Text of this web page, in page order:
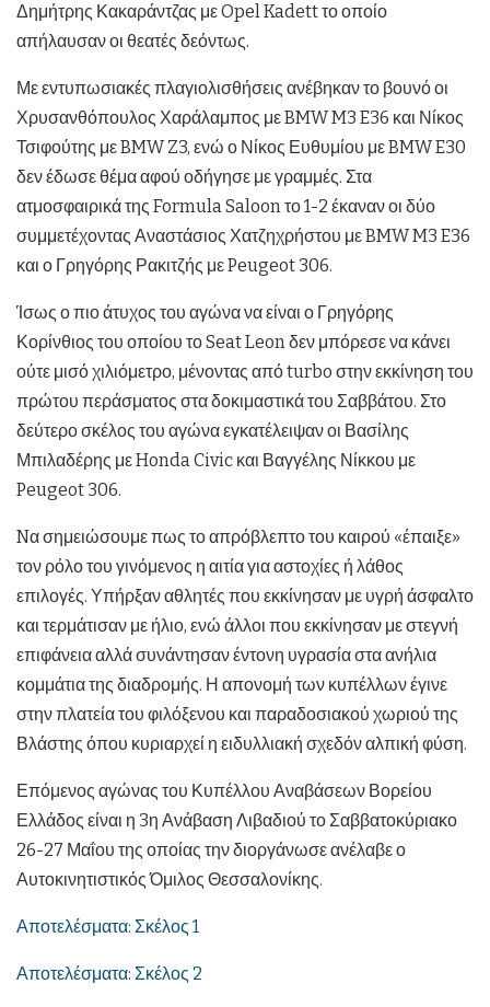
Δημήτρης Κακαράντζας με Opel Kadett το οποίο
απήλαυσαν οι θεατές δεόντως.
Με εντυπωσιακές πλαγιολισθήσεις ανέβηκαν το βουνό οι
Χρυσανθόπουλος Χαράλαμπος με BMW M3 E36 και Νίκος
Τσιφούτης με BMW Z3, ενώ ο Νίκος Ευθυμίου με BMW E30
δεν έδωσε θέμα αφού οδήγησε με γραμμές. Στα
ατμοσφαιρικά της Formula Saloon το 1-2 έκαναν οι δύο
συμμετέχοντας Αναστάσιος Χατζηχρήστου με BMW M3 E36
και ο Γρηγόρης Ρακιτζής με Peugeot 306.
Ίσως ο πιο άτυχος του αγώνα να είναι ο Γρηγόρης
Κορίνθιος του οποίου το Seat Leon δεν μπόρεσε να κάνει
ούτε μισό χιλιόμετρο, μένοντας από turbo στην εκκίνηση του
πρώτου περάσματος στα δοκιμαστικά του Σαββάτου. Στο
δεύτερο σκέλος του αγώνα εγκατέλειψαν οι Βασίλης
Μπιλαδέρης με Honda Civic και Βαγγέλης Νίκκου με
Peugeot 306.
Nα σημειώσουμε πως το απρόβλεπτο του καιρού «έπαιξε»
τον ρόλο του γινόμενος η αιτία για αστοχίες ή λάθος
επιλογές. Υπήρξαν αθλητές που εκκίνησαν με υγρή άσφαλτο
και τερμάτισαν με ήλιο, ενώ άλλοι που εκκίνησαν με στεγνή
επιφάνεια αλλά συνάντησαν έντονη υγρασία στα ανήλια
κομμάτια της διαδρομής. Η απονομή των κυπέλλων έγινε
στην πλατεία του φιλόξενου και παραδοσιακού χωριού της
Βλάστης όπου κυριαρχεί η ειδυλλιακή σχεδόν αλπική φύση.
Επόμενος αγώνας του Κυπέλλου Αναβάσεων Βορείου
Ελλάδος είναι η 3η Ανάβαση Λιβαδιού το Σαββατοκύριακο
26-27 Μαΐου της οποίας την διοργάνωσε ανέλαβε ο
Αυτοκινητιστικός Όμιλος Θεσσαλονίκης.
Αποτελέσματα: Σκέλος 1
Αποτελέσματα: Σκέλος 2